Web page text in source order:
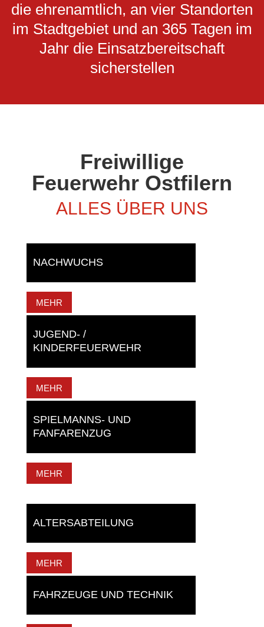
die ehrenamtlich, an vier Standorten
im Stadtgebiet und an 365 Tagen im
Jahr die Einsatzbereitschaft
sicherstellen
Freiwillige
Feuerwehr Ostfilern
ALLES ÜBER UNS
NACHWUCHS
MEHR
JUGEND- /
KINDERFEUERWEHR
MEHR
SPIELMANNS- UND
FANFARENZUG
MEHR
ALTERSABTEILUNG
MEHR
FAHRZEUGE UND TECHNIK